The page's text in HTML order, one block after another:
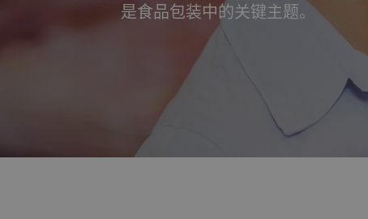
是食品包装中的关键主题。